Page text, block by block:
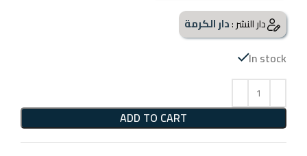
دار النشر :دار الكرمة
In stock
ADD TO CART